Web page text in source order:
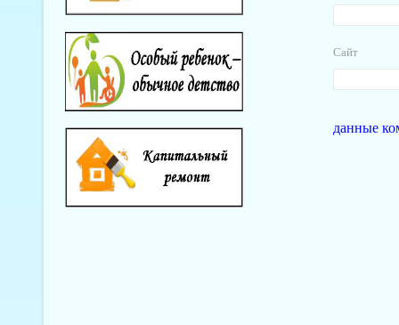
Сайт
данные